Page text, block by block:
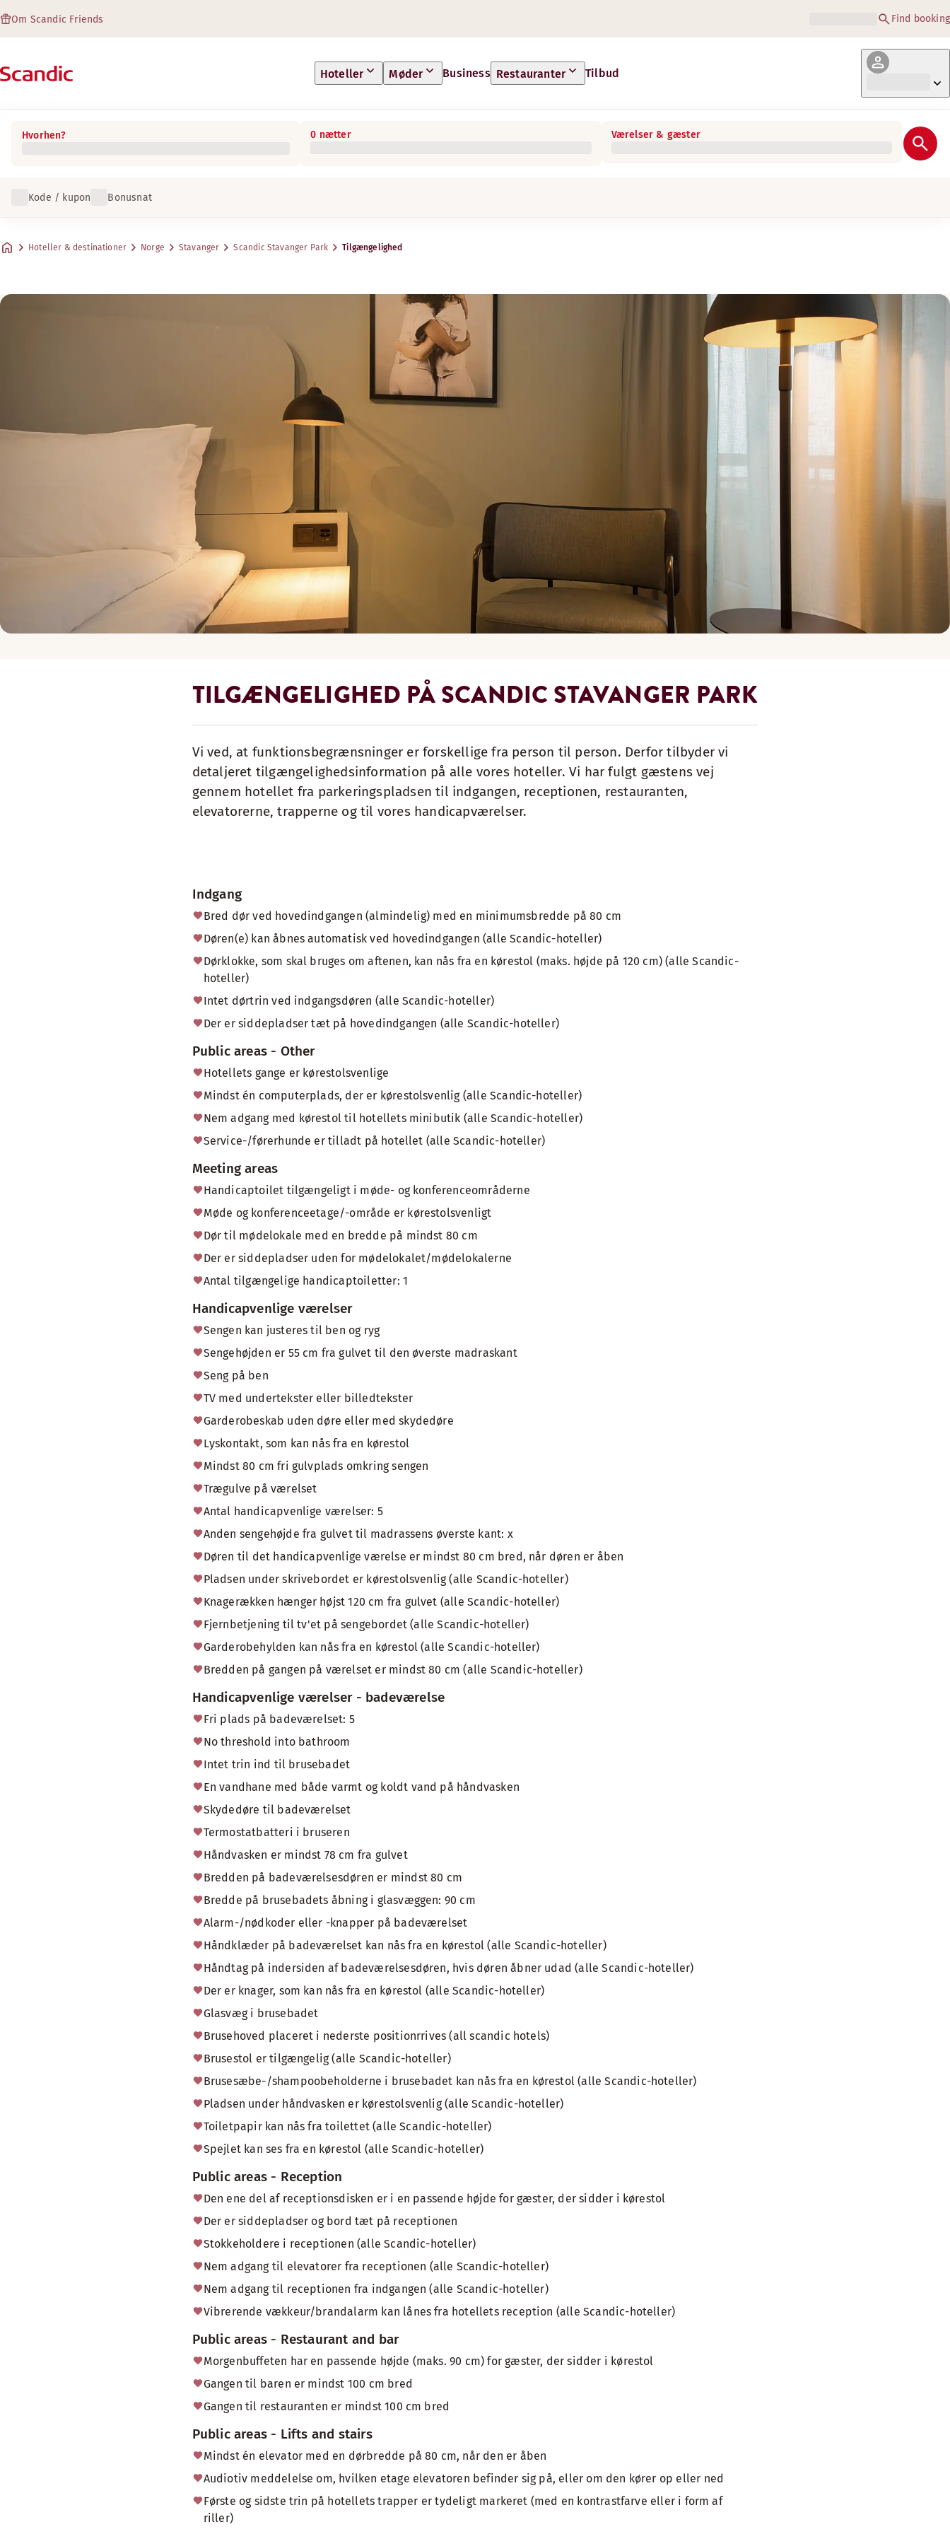
Om Scandic Friends Find booking
Hoteller Møder Business Restauranter Tilbud
Hvorhen? 0 nætter Værelser & gæster
Kode / kupon Bonusnat
Hoteller & destinationer Norge Stavanger Scandic Stavanger Park Tilgængelighed
TILGÆNGELIGHED PÅ SCANDIC STAVANGER PARK
Vi ved, at funktionsbegrænsninger er forskellige fra person til person. Derfor tilbyder vi
detaljeret tilgængelighedsinformation på alle vores hoteller. Vi har fulgt gæstens vej
gennem hotellet fra parkeringspladsen til indgangen, receptionen, restauranten,
elevatorerne, trapperne og til vores handicapværelser.
Indgang
Bred dør ved hovedindgangen (almindelig) med en minimumsbredde på 80 cm
Døren(e) kan åbnes automatisk ved hovedindgangen (alle Scandic-hoteller)
Dørklokke, som skal bruges om aftenen, kan nås fra en kørestol (maks. højde på 120 cm) (alle Scandic-
hoteller)
Intet dørtrin ved indgangsdøren (alle Scandic-hoteller)
Der er siddepladser tæt på hovedindgangen (alle Scandic-hoteller)
Public areas - Other
Hotellets gange er kørestolsvenlige
Mindst én computerplads, der er kørestolsvenlig (alle Scandic-hoteller)
Nem adgang med kørestol til hotellets minibutik (alle Scandic-hoteller)
Service-/førerhunde er tilladt på hotellet (alle Scandic-hoteller)
Meeting areas
Handicaptoilet tilgængeligt i møde- og konferenceområderne
Møde og konferenceetage/-område er kørestolsvenligt
Dør til mødelokale med en bredde på mindst 80 cm
Der er siddepladser uden for mødelokalet/mødelokalerne
Antal tilgængelige handicaptoiletter: 1
Handicapvenlige værelser
Sengen kan justeres til ben og ryg
Sengehøjden er 55 cm fra gulvet til den øverste madraskant
Seng på ben
TV med undertekster eller billedtekster
Garderobeskab uden døre eller med skydedøre
Lyskontakt, som kan nås fra en kørestol
Mindst 80 cm fri gulvplads omkring sengen
Trægulve på værelset
Antal handicapvenlige værelser: 5
Anden sengehøjde fra gulvet til madrassens øverste kant: x
Døren til det handicapvenlige værelse er mindst 80 cm bred, når døren er åben
Pladsen under skrivebordet er kørestolsvenlig (alle Scandic-hoteller)
Knagerækken hænger højst 120 cm fra gulvet (alle Scandic-hoteller)
Fjernbetjening til tv'et på sengebordet (alle Scandic-hoteller)
Garderobehylden kan nås fra en kørestol (alle Scandic-hoteller)
Bredden på gangen på værelset er mindst 80 cm (alle Scandic-hoteller)
Handicapvenlige værelser - badeværelse
Fri plads på badeværelset: 5
No threshold into bathroom
Intet trin ind til brusebadet
En vandhane med både varmt og koldt vand på håndvasken
Skydedøre til badeværelset
Termostatbatteri i bruseren
Håndvasken er mindst 78 cm fra gulvet
Bredden på badeværelsesdøren er mindst 80 cm
Bredde på brusebadets åbning i glasvæggen: 90 cm
Alarm-/nødkoder eller -knapper på badeværelset
Håndklæder på badeværelset kan nås fra en kørestol (alle Scandic-hoteller)
Håndtag på indersiden af badeværelsesdøren, hvis døren åbner udad (alle Scandic-hoteller)
Der er knager, som kan nås fra en kørestol (alle Scandic-hoteller)
Glasvæg i brusebadet
Brusehoved placeret i nederste positionrrives (all scandic hotels)
Brusestol er tilgængelig (alle Scandic-hoteller)
Brusesæbe-/shampoobeholderne i brusebadet kan nås fra en kørestol (alle Scandic-hoteller)
Pladsen under håndvasken er kørestolsvenlig (alle Scandic-hoteller)
Toiletpapir kan nås fra toilettet (alle Scandic-hoteller)
Spejlet kan ses fra en kørestol (alle Scandic-hoteller)
Public areas - Reception
Den ene del af receptionsdisken er i en passende højde for gæster, der sidder i kørestol
Der er siddepladser og bord tæt på receptionen
Stokkeholdere i receptionen (alle Scandic-hoteller)
Nem adgang til elevatorer fra receptionen (alle Scandic-hoteller)
Nem adgang til receptionen fra indgangen (alle Scandic-hoteller)
Vibrerende vækkeur/brandalarm kan lånes fra hotellets reception (alle Scandic-hoteller)
Public areas - Restaurant and bar
Morgenbuffeten har en passende højde (maks. 90 cm) for gæster, der sidder i kørestol
Gangen til baren er mindst 100 cm bred
Gangen til restauranten er mindst 100 cm bred
Public areas - Lifts and stairs
Mindst én elevator med en dørbredde på 80 cm, når den er åben
Audiotiv meddelelse om, hvilken etage elevatoren befinder sig på, eller om den kører op eller ned
Første og sidste trin på hotellets trapper er tydeligt markeret (med en kontrastfarve eller i form af
riller)